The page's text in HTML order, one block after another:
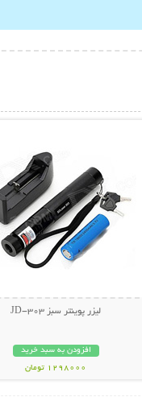
لیزر پوینتر سبز JD-303
افزودن به سبد خرید
1298000 تومان